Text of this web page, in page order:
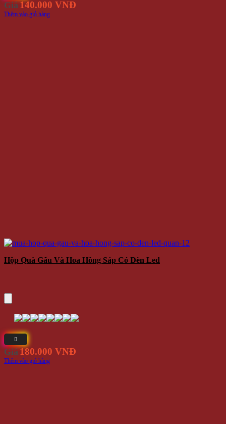
Giá140.000 VNĐ
Thêm vào giỏ hàng
Hộp Quà Gấu Và Hoa Hồng Sáp Có Đèn Led
Giá180.000 VNĐ
Thêm vào giỏ hàng